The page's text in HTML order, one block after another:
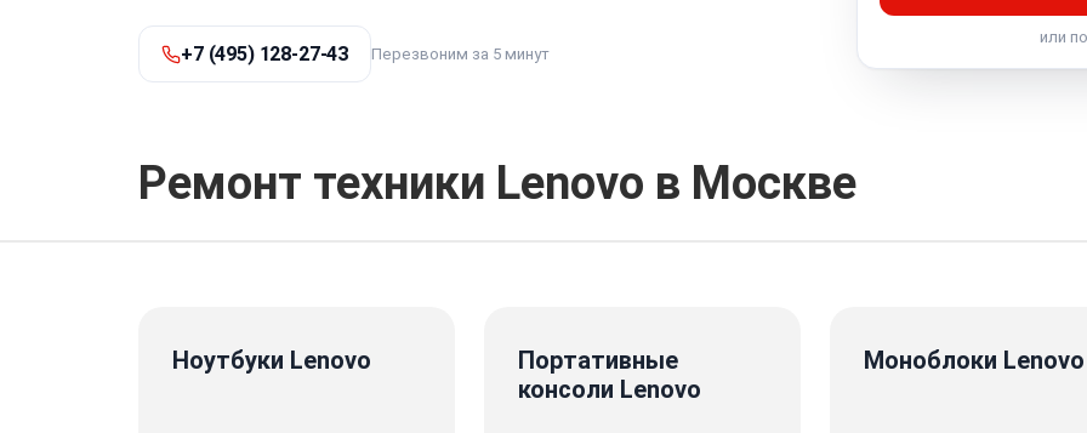
+7 (495) 128-27-43 Перезвоним за 5 минут
или
Ремонт техники Lenovo в Москве
Ноутбуки Lenovo
Портативные
консоли Lenovo
Моноблоки Lenovo